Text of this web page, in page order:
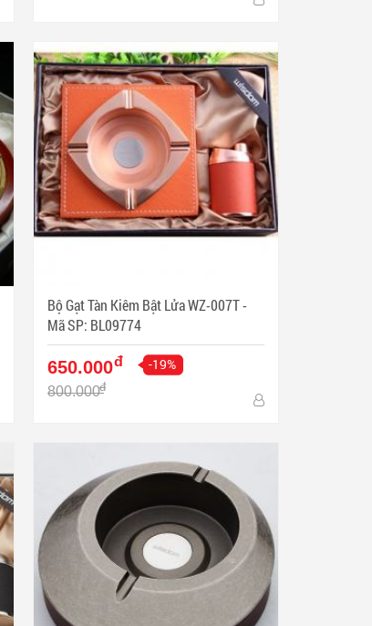
Bộ Gạt Tàn Kiêm Bật Lửa WZ-007T -
Mã SP: BL09774
650.000đ -19%
800.000đ